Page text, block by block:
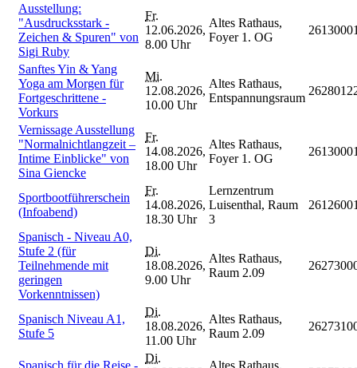
Ausstellung:
"Ausdrucksstark -
Zeichen & Spuren" von
Sigi Ruby
Fr.
12.06.2026,
8.00 Uhr
Altes Rathaus,
Foyer 1. OG
Sanftes Yin & Yang
Yoga am Morgen für
Fortgeschrittene -
Vorkurs
Mi.
12.08.2026,
10.00 Uhr
Altes Rathaus,
Entspannungsraum
Vernissage Ausstellung
"Normalnichtlangzeit –
Intime Einblicke" von
Sina Giencke
Fr.
14.08.2026,
18.00 Uhr
Altes Rathaus,
Foyer 1. OG
Sportbootführerschein
(Infoabend)
Fr.
14.08.2026,
18.30 Uhr
Lernzentrum
Luisenthal, Raum
3
Spanisch - Niveau A0,
Stufe 2 (für
Teilnehmende mit
geringen
Vorkenntnissen)
Di.
18.08.2026,
9.00 Uhr
Altes Rathaus,
Raum 2.09
Spanisch Niveau A1,
Stufe 5
Di.
18.08.2026,
11.00 Uhr
Altes Rathaus,
Raum 2.09
Spanisch für die Reise -
Di.
Altes Rathaus,